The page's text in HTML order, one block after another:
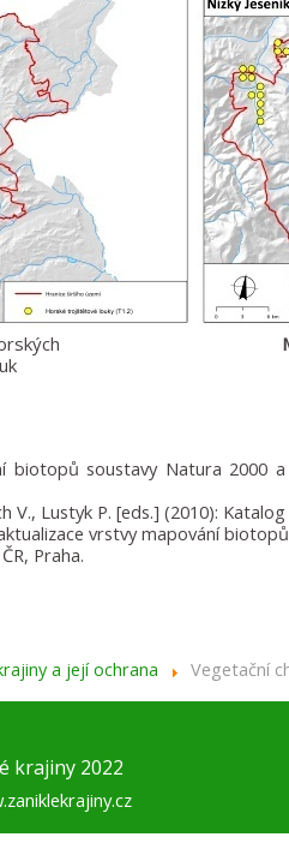
biotopů soustavy Natura 2000
V., Lustyk P. [eds.] (2010):
vrstvy mapování
Praha.
a její ochrana Vegetační
krajiny 2022